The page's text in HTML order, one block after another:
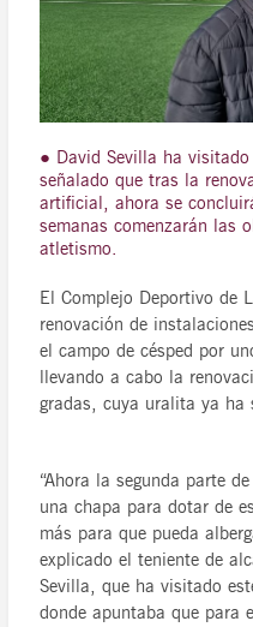
● David Sevilla ha
señalado que tras la
artificial, ahora se
semanas comenzarán las
atletismo.
El Complejo Deportivo de
renovación de
el campo de césped por
llevando a cabo la
gradas, cuya uralita ya ha
“Ahora la segunda parte
una chapa para dotar de
más para que pueda
explicado el teniente de
Sevilla, que ha visitado
donde apuntaba que para